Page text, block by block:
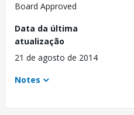
Board Approved
Data da última
atualização
21 de agosto de 2014
Notes